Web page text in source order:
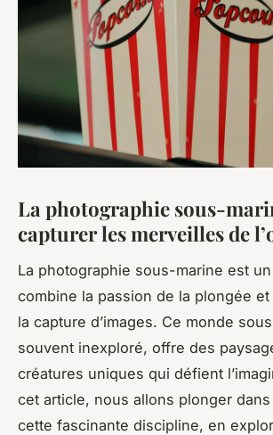
La photographie sous-
capturer les merveilles de
La photographie sous-marine est
combine la passion de la plongée
la capture d’images. Ce monde
souvent inexploré, offre des
créatures uniques qui défient
cet article, nous allons plonger
cette fascinante discipline, en